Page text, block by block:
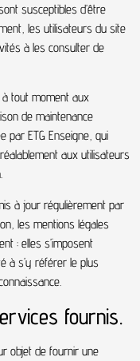
susceptibles d’être
les utilisateurs du site
à les consulter de
tout moment aux
de maintenance
par ETG Enseigne, qui
aux utilisateurs
à jour régulièrement par
les mentions légales
: elles s’imposent
à s’y référer le plus
fournis.
objet de fournir une